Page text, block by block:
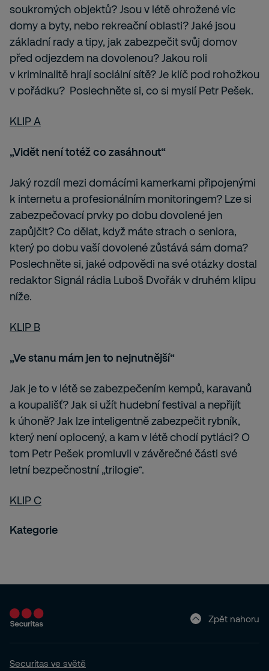
soukromých objektů? Jsou v létě ohrožené víc
domy a byty, nebo rekreační oblasti? Jaké jsou
základní rady a tipy, jak zabezpečit svůj domov
před odjezdem na dovolenou? Jakou roli
v kriminalitě hrají sociální sítě? Je klíč pod rohožkou
v pořádku? Poslechněte si, co si myslí Petr Pešek.
KLIP A
„Vidět není totéž co zasáhnout“
Jaký rozdíl mezi domácími kamerkami připojenými
k internetu a profesionálním monitoringem? Lze si
zabezpečovací prvky po dobu dovolené jen
zapůjčit? Co dělat, když máte strach o seniora,
který po dobu vaší dovolené zůstává sám doma?
Poslechněte si, jaké odpovědi na své otázky dostal
redaktor Signál rádia Luboš Dvořák v druhém klipu
níže.
KLIP B
„Ve stanu mám jen to nejnutnější“
Jak je to v létě se zabezpečením kempů, karavanů
a koupališť? Jak si užít hudební festival a nepřijít
k úhoně? Jak lze inteligentně zabezpečit rybník,
který není oplocený, a kam v létě chodí pytláci? O
tom Petr Pešek promluvil v závěrečné části své
letní bezpečnostní „trilogie“.
KLIP C
Kategorie
Zpět nahoru
Securitas ve světě